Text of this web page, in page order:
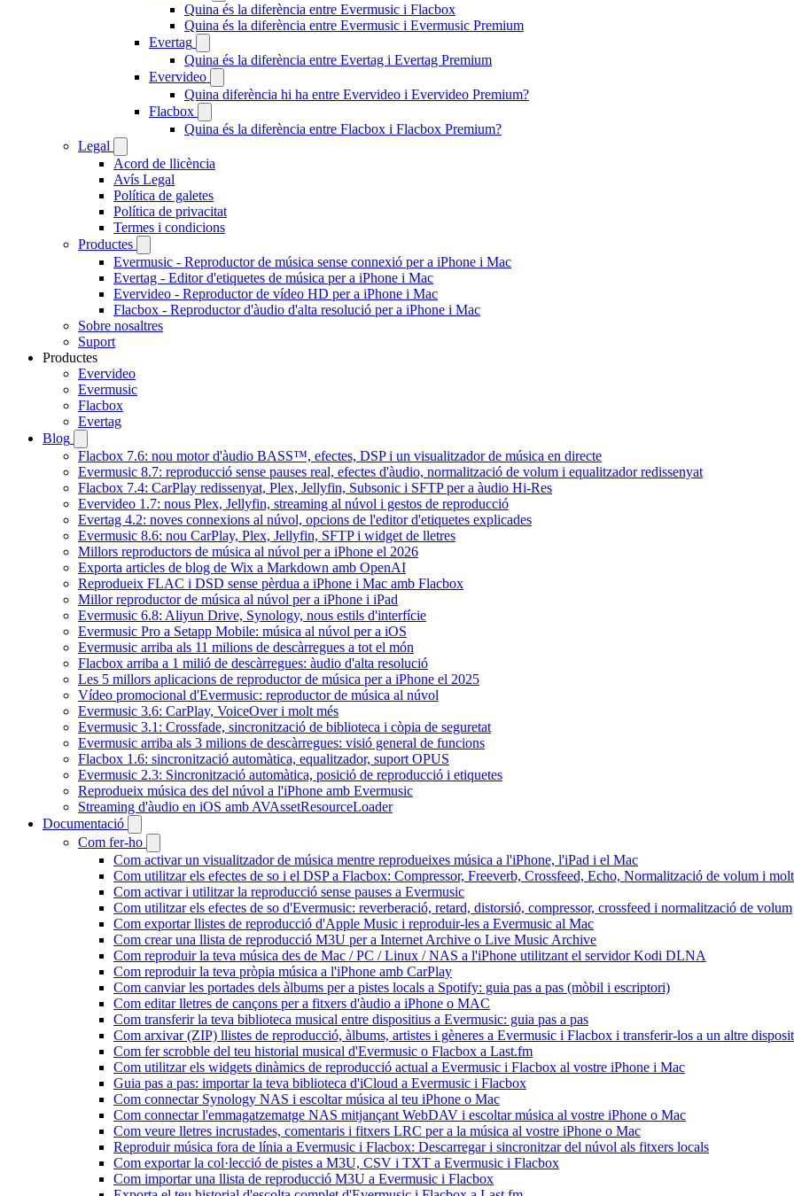
Quina és la diferència entre Evermusic i Flacbox
Quina és la diferència entre Evermusic i Evermusic Premium
Evertag
Quina és la diferència entre Evertag i Evertag Premium
Evervideo
Quina diferència hi ha entre Evervideo i Evervideo Premium?
Flacbox
Quina és la diferència entre Flacbox i Flacbox Premium?
Legal
Acord de llicència
Avís Legal
Política de galetes
Política de privacitat
Termes i condicions
Productes
Evermusic - Reproductor de música sense connexió per a iPhone i Mac
Evertag - Editor d'etiquetes de música per a iPhone i Mac
Evervideo - Reproductor de vídeo HD per a iPhone i Mac
Flacbox - Reproductor d'àudio d'alta resolució per a iPhone i Mac
Sobre nosaltres
Suport
Productes
Evervideo
Evermusic
Flacbox
Evertag
Blog
Flacbox 7.6: nou motor d'àudio BASS™, efectes, DSP i un visualitzador de música en directe
Evermusic 8.7: reproducció sense pauses real, efectes d'àudio, normalització de volum i equalitzador redissenyat
Flacbox 7.4: CarPlay redissenyat, Plex, Jellyfin, Subsonic i SFTP per a àudio Hi-Res
Evervideo 1.7: nous Plex, Jellyfin, streaming al núvol i gestos de reproducció
Evertag 4.2: noves connexions al núvol, opcions de l'editor d'etiquetes explicades
Evermusic 8.6: nou CarPlay, Plex, Jellyfin, SFTP i widget de lletres
Millors reproductors de música al núvol per a iPhone el 2026
Exporta articles de blog de Wix a Markdown amb OpenAI
Reprodueix FLAC i DSD sense pèrdua a iPhone i Mac amb Flacbox
Millor reproductor de música al núvol per a iPhone i iPad
Evermusic 6.8: Aliyun Drive, Synology, nous estils d'interfície
Evermusic Pro a Setapp Mobile: música al núvol per a iOS
Evermusic arriba als 11 milions de descàrregues a tot el món
Flacbox arriba a 1 milió de descàrregues: àudio d'alta resolució
Les 5 millors aplicacions de reproductor de música per a iPhone el 2025
Vídeo promocional d'Evermusic: reproductor de música al núvol
Evermusic 3.6: CarPlay, VoiceOver i molt més
Evermusic 3.1: Crossfade, sincronització de biblioteca i còpia de seguretat
Evermusic arriba als 3 milions de descàrregues: visió general de funcions
Flacbox 1.6: sincronització automàtica, equalitzador, suport OPUS
Evermusic 2.3: Sincronització automàtica, posició de reproducció i etiquetes
Reprodueix música des del núvol a l'iPhone amb Evermusic
Streaming d'àudio en iOS amb AVAssetResourceLoader
Documentació
Com fer-ho
Com activar un visualitzador de música mentre reprodueixes música a l'iPhone, l'iPad i el Mac
Com utilitzar els efectes de so i el DSP a Flacbox: Compressor, Freeverb, Crossfeed, Echo, Normalització de volum i
Com activar i utilitzar la reproducció sense pauses a Evermusic
Com utilitzar els efectes de so d'Evermusic: reverberació, retard, distorsió, compressor, crossfeed i normalització de volum
Com exportar llistes de reproducció d'Apple Music i reproduir-les a Evermusic al Mac
Com crear una llista de reproducció M3U per a Internet Archive o Live Music Archive
Com reproduir la teva música des de Mac / PC / Linux / NAS a l'iPhone utilitzant el servidor Kodi DLNA
Com reproduir la teva pròpia música a l'iPhone amb CarPlay
Com canviar les portades dels àlbums per a pistes locals a Spotify: guia pas a pas (mòbil i escriptori)
Com editar lletres de cançons per a fitxers d'àudio a iPhone o MAC
Com transferir la teva biblioteca musical entre dispositius a Evermusic: guia pas a pas
Com arxivar (ZIP) llistes de reproducció, àlbums, artistes i gèneres a Evermusic i Flacbox i transferir-los a un altre
Com fer scrobble del teu historial musical d'Evermusic o Flacbox a Last.fm
Com utilitzar els widgets dinàmics de reproducció actual a Evermusic i Flacbox al vostre iPhone i Mac
Guia pas a pas: importar la teva biblioteca d'iCloud a Evermusic i Flacbox
Com connectar Synology NAS i escoltar música al teu iPhone o Mac
Com connectar l'emmagatzematge NAS mitjançant WebDAV i escoltar música al vostre iPhone o Mac
Com veure lletres incrustades, comentaris i fitxers LRC per a la música al vostre iPhone o Mac
Reproduir música fora de línia a Evermusic i Flacbox: Descarregar i sincronitzar del núvol als fitxers locals
Com exportar la col·lecció de pistes a M3U, CSV i TXT a Evermusic i Flacbox
Com importar una llista de reproducció M3U a Evermusic i Flacbox